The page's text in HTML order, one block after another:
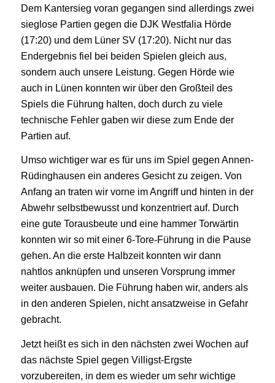
Dem Kantersieg voran gegangen sind allerdings zwei
sieglose Partien gegen die DJK Westfalia Hörde
(17:20) und dem Lüner SV (17:20). Nicht nur das
Endergebnis fiel bei beiden Spielen gleich aus,
sondern auch unsere Leistung. Gegen Hörde wie
auch in Lünen konnten wir über den Großteil des
Spiels die Führung halten, doch durch zu viele
technische Fehler gaben wir diese zum Ende der
Partien auf.
Umso wichtiger war es für uns im Spiel gegen Annen-
Rüdinghausen ein anderes Gesicht zu zeigen. Von
Anfang an traten wir vorne im Angriff und hinten in der
Abwehr selbstbewusst und konzentriert auf. Durch
eine gute Torausbeute und eine hammer Torwärtin
konnten wir so mit einer 6-Tore-Führung in die Pause
gehen. An die erste Halbzeit konnten wir dann
nahtlos anknüpfen und unseren Vorsprung immer
weiter ausbauen. Die Führung haben wir, anders als
in den anderen Spielen, nicht ansatzweise in Gefahr
gebracht.
Jetzt heißt es sich in den nächsten zwei Wochen auf
das nächste Spiel gegen Villigst-Ergste
vorzubereiten, in dem es wieder um sehr wichtige